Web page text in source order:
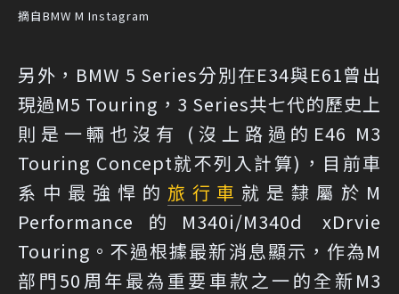
摘自BMW M Instagram
另外，BMW 5 Series分別在E34與E61曾出
現過M5 Touring，3 Series共七代的歷史上
則是一輛也沒有 (沒上路過的E46 M3
Touring Concept就不列入計算)，目前車
系中最強悍的 旅行車 就是隸屬於M
Performance的M340i/M340d xDrvie
Touring。不過根據最新消息顯示，作為M
部門50周年最為重要車款之一的全新M3